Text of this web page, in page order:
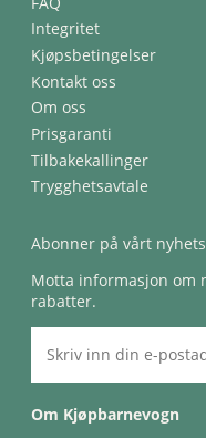
Integritet
Kjøpsbetingelser
Kontakt oss
Om oss
Prisgaranti
Tilbakekallinger
Trygghetsavtale
Abonner på vårt
Motta informasjon om
rabatter.
Om Kjøpbarnevogn